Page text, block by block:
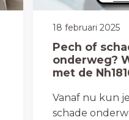
18 februari 2025
Pech of
onderweg?
met de
Vanaf nu kun
schade